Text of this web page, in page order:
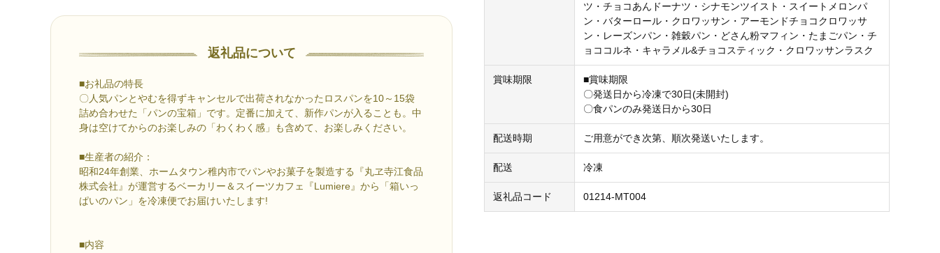
返礼品について
■お礼品の特長
〇人気パンとやむを得ずキャンセルで出荷されなかったロスパンを10～15袋
詰め合わせた「パンの宝箱」です。定番に加えて、新作パンが入ることも。中
身は空けてからのお楽しみの「わくわく感」も含めて、お楽しみください。
■生産者の紹介：
昭和24年創業、ホームタウン稚内市でパンやお菓子を製造する『丸ヱ寺江食品
株式会社』が運営するベーカリー＆スイーツカフェ『Lumiere』から「箱いっ
ぱいのパン」を冷凍便でお届けいたします!
■内容
ツ・チョコあんドーナツ・シナモンツイスト・スイートメロンパ
ン・バターロール・クロワッサン・アーモンドチョコクロワッサ
ン・レーズンパン・雑穀パン・どさん粉マフィン・たまごパン・チ
ョココルネ・キャラメル&チョコスティック・クロワッサンラスク
賞味期限
■賞味期限
〇発送日から冷凍で30日(未開封)
〇食パンのみ発送日から30日
配送時期 ご用意ができ次第、順次発送いたします。
配送 冷凍
返礼品コード 01214-MT004